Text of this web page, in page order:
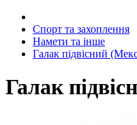
Спорт та захоплення
Намети та інше
Галак підвісний
Галак